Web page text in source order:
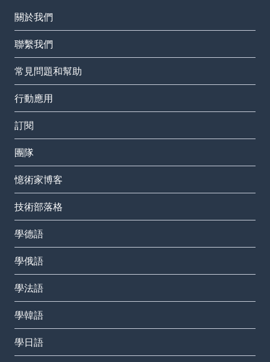
關於我們
聯繫我們
常見問題和幫助
行動應用
訂閱
團隊
憶術家博客
技術部落格
學德語
學俄語
學法語
學韓語
學日語